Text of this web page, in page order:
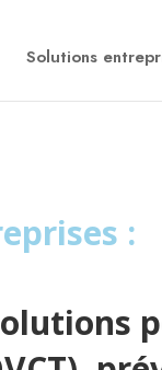
Solutions
: